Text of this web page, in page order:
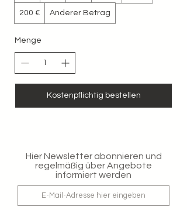
200 € Anderer Betrag
Menge
Kostenpflichtig bestellen
Hier Newsletter abonnieren und
regelmäßig über Angebote
informiert werden